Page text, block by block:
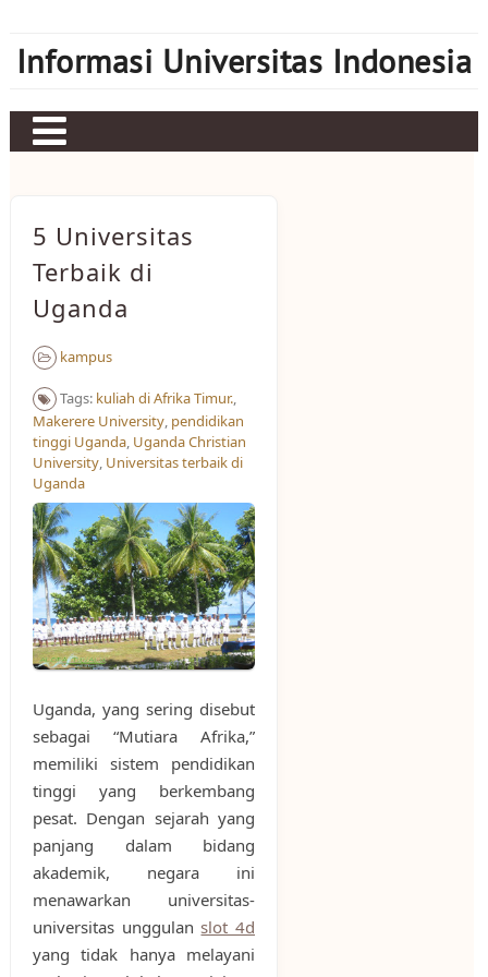
content
Informasi Universitas Indonesia
Sbobet
Mahjong Ways 2
Server Kamboja
Server Thailand
bonus new member
5 Universitas
Terbaik di
Uganda
kampus
Tags: kuliah di Afrika Timur.,
Makerere University, pendidikan
tinggi Uganda, Uganda Christian
University, Universitas terbaik di
Uganda
Uganda, yang sering disebut
sebagai “Mutiara Afrika,”
memiliki sistem pendidikan
tinggi yang berkembang
pesat. Dengan sejarah yang
panjang dalam bidang
akademik, negara ini
menawarkan universitas-
universitas unggulan slot 4d
yang tidak hanya melayani